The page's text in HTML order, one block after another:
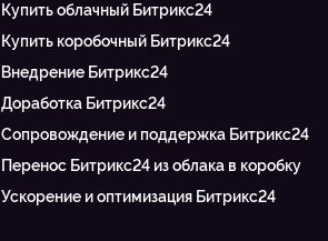
Купить облачный Битрикс24
Купить коробочный Битрикс24
Внедрение Битрикс24
Доработка Битрикс24
Сопровождение и поддержка Битрикс24
Перенос Битрикс24 из облака в коробку
Ускорение и оптимизация Битрикс24